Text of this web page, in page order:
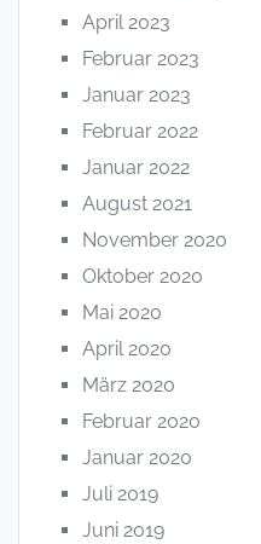
April 2023
Februar 2023
Januar 2023
Februar 2022
Januar 2022
August 2021
November 2020
Oktober 2020
Mai 2020
April 2020
März 2020
Februar 2020
Januar 2020
Juli 2019
Juni 2019